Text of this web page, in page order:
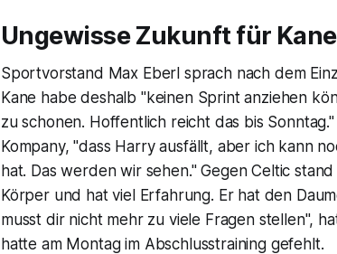
Ungewisse Zukunft für Kane
Sportvorstand Max Eberl sprach nach dem
Kane habe deshalb "keinen Sprint anziehen
zu schonen. Hoffentlich reicht das bis
Kompany, "dass Harry ausfällt, aber ich kann
hat. Das werden wir sehen." Gegen Celtic
Körper und hat viel Erfahrung. Er hat den
musst dir nicht mehr zu viele Fragen stellen",
hatte am Montag im Abschlusstraining gefehlt.